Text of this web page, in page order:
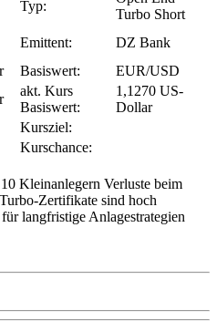
Typ:
Turbo Short
Emittent:
DZ Bank
Basiswert:
EUR/USD
akt. Kurs
Basiswert:
1,1270 US-
Dollar
Kursziel:
Kurschance:
Kleinanlegern Verluste beim
Zertifikate sind hoch
langfristige Anlagestrategien